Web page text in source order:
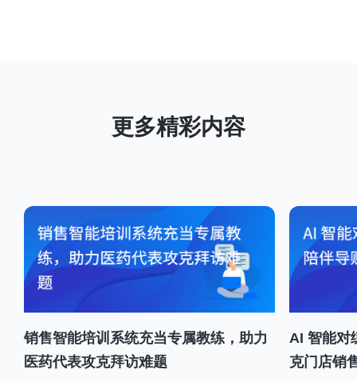
销售智能培训系统充当专属教练，助力
医药代表攻克拜访难题
AI 智能对
克门店销